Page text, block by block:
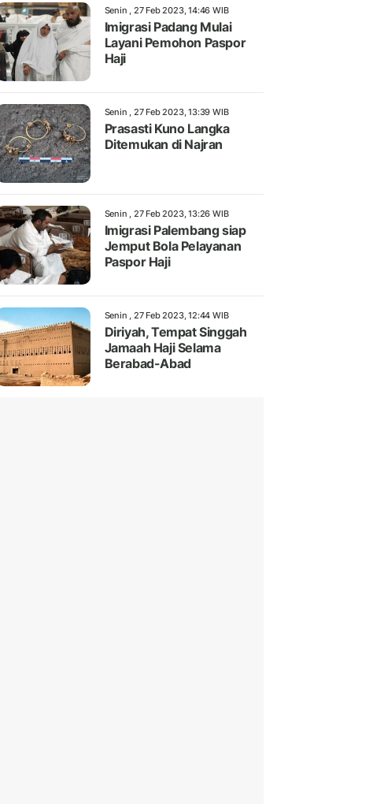
Senin , 27 Feb 2023, 14:46 WIB
Imigrasi Padang Mulai
Layani Pemohon Paspor
Haji
Senin , 27 Feb 2023, 13:39 WIB
Prasasti Kuno Langka
Ditemukan di Najran
Senin , 27 Feb 2023, 13:26 WIB
Imigrasi Palembang siap
Jemput Bola Pelayanan
Paspor Haji
Senin , 27 Feb 2023, 12:44 WIB
Diriyah, Tempat Singgah
Jamaah Haji Selama
Berabad-Abad